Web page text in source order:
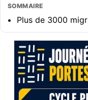
SOMMAIRE
Plus de 3000